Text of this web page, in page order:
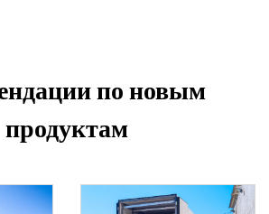
по новым
продуктам